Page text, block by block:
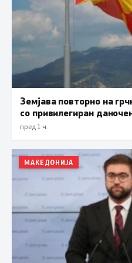
Земјава повторно на
со привилегиран
пред 1 ч.
МАКЕДОНИЈА